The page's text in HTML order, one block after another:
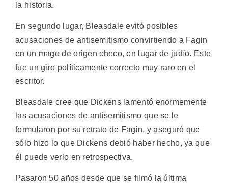
la historia.
En segundo lugar, Bleasdale evitó posibles
acusaciones de antisemitismo convirtiendo a Fagin
en un mago de origen checo, en lugar de judío. Este
fue un giro políticamente correcto muy raro en el
escritor.
Bleasdale cree que Dickens lamentó enormemente
las acusaciones de antisemitismo que se le
formularon por su retrato de Fagin, y aseguró que
sólo hizo lo que Dickens debió haber hecho, ya que
él puede verlo en retrospectiva.
Pasaron 50 años desde que se filmó la última